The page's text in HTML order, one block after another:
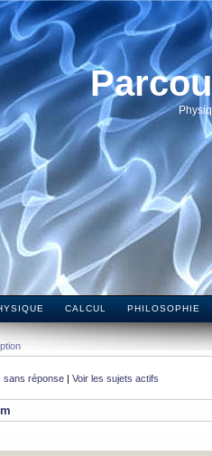
CALCUL PHILOSOPHIE
sans réponse | Voir les sujets actifs